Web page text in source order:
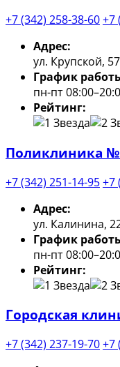
+7 (342) 258-38-60+7
Адрес:
ул. Крупской,
График
пн-пт
Рейтинг:
Поликлиника
+7 (342) 251-14-95+7
Адрес:
ул. Калинина,
График
пн-пт
Рейтинг:
Городская
+7 (342) 237-19-70+7